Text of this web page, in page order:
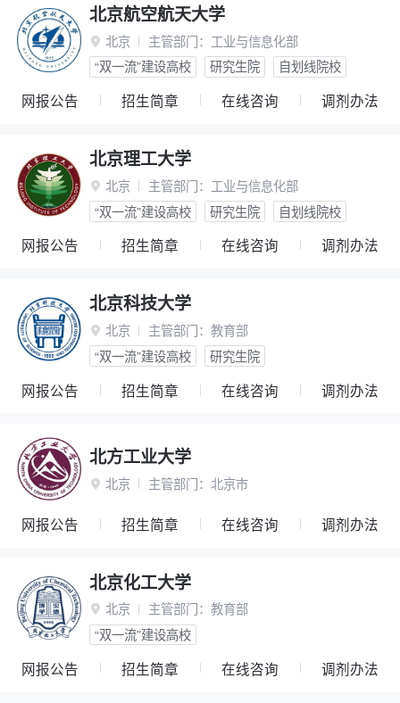
北京航空航天大学
 北京 主管部门： 工业与信息化部
“双一流”建设高校
研究生院 自划线院校
网报公告 招生简章 在线咨询 调剂办法
北京理工大学
 北京 主管部门： 工业与信息化部
“双一流”建设高校
研究生院 自划线院校
网报公告 招生简章 在线咨询 调剂办法
北京科技大学
 北京 主管部门： 教育部
“双一流”建设高校
研究生院
网报公告 招生简章 在线咨询 调剂办法
北方工业大学
 北京 主管部门： 北京市
网报公告 招生简章 在线咨询 调剂办法
北京化工大学
 北京 主管部门： 教育部
“双一流”建设高校
网报公告 招生简章 在线咨询 调剂办法